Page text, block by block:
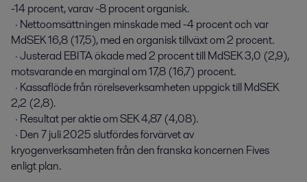
-14 procent, varav -8 procent organisk.
MdSEK 16,8 (17,5), med en organisk tillväxt om 2 procent.
motsvarande en marginal om 17,8 (16,7) procent.
2,2 (2,8).
kryogenverksamheten från den franska koncernen Fives
enligt plan.